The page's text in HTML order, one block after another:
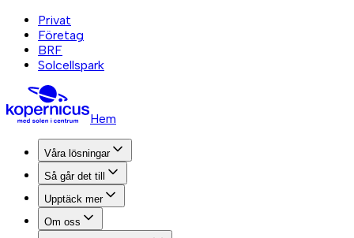
Privat
Företag
BRF
Solcellspark
Hem
Våra lösningar
Så går det till
Upptäck mer
Om oss